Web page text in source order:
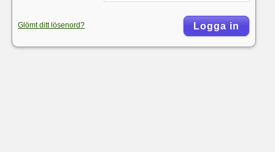
Glömt ditt lösenord?